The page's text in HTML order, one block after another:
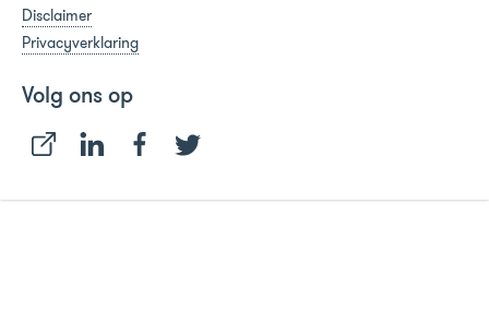
Disclaimer
Privacyverklaring
Volg ons op